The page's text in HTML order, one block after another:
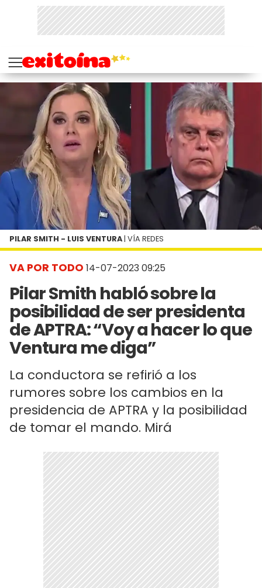
VA POR TODO 14-07-2023 09:25
Pilar Smith habló sobre la
posibilidad de ser presidenta
de APTRA: “Voy a hacer lo que
Ventura me diga”
La conductora se refirió a los
rumores sobre los cambios en la
presidencia de APTRA y la posibilidad
de tomar el mando. Mirá
PILAR SMITH - LUIS VENTURA | VÍA REDES